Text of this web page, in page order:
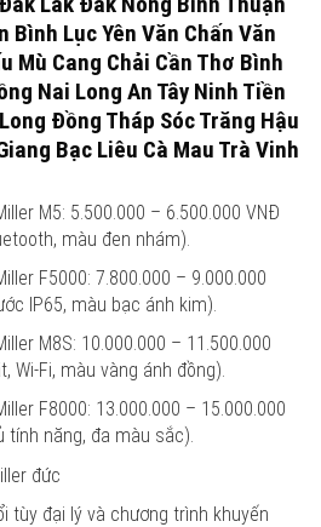
Bình Lục Yên Văn Chấn Văn
Mù Cang Chải Cần Thơ Bình
Nai Long An Tây Ninh Tiền
Đồng Tháp Sóc Trăng Hậu
Bạc Liêu Cà Mau Trà Vinh
M5: 5.500.000 – 6.500.000 VNĐ
màu đen nhám).
F5000: 7.800.000 – 9.000.000
IP65, màu bạc ánh kim).
M8S: 10.000.000 – 11.500.000
Wi-Fi, màu vàng ánh đồng).
F8000: 13.000.000 – 15.000.000
tính năng, đa màu sắc).
tùy đại lý và chương trình khuyến